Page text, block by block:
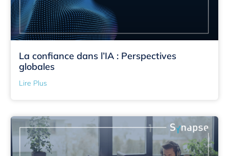
La confiance dans l’IA : Perspectives
globales
Lire Plus